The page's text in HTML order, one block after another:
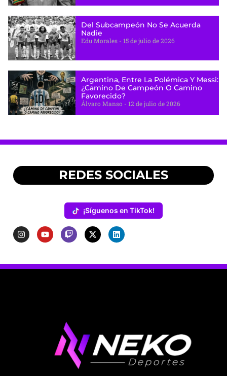
Del Subcampeón No Se Acuerda
Nadie
Edu Morales 15 de julio de 2026
Argentina, Entre La Polémica Y Messi:
¿camino De Campeón O Camino
Favorecido?
Álvaro Manso 12 de julio de 2026
REDES SOCIALES
¡Síguenos en TikTok!